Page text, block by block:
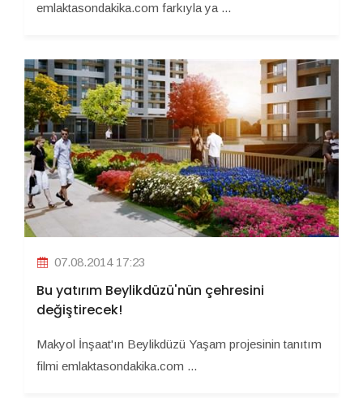
emlaktasondakika.com farkıyla ya ...
07.08.2014 17:23
Bu yatırım Beylikdüzü'nün çehresini
değiştirecek!
Makyol İnşaat'ın Beylikdüzü Yaşam projesinin tanıtım
filmi emlaktasondakika.com ...